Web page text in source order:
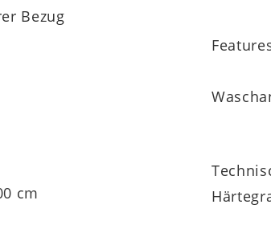
insgesamt zehn Größen und
Bezug
cm